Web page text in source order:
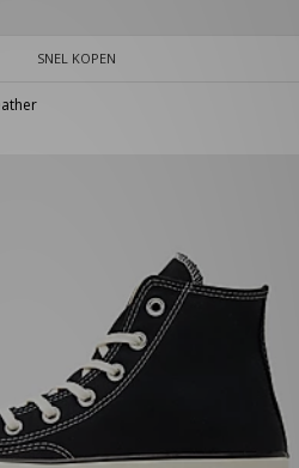
SNEL KOPEN